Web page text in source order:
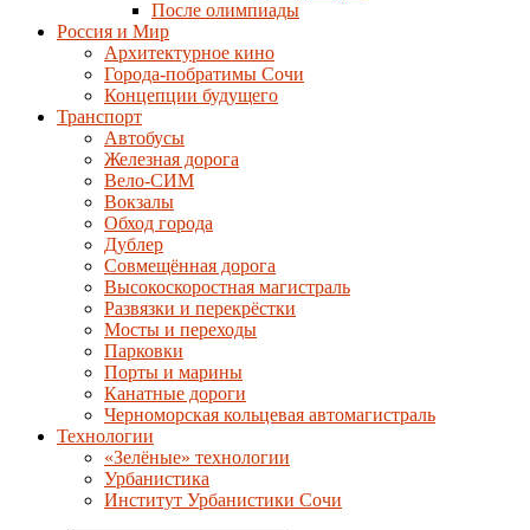
После олимпиады
Россия и Мир
Архитектурное кино
Города-побратимы Сочи
Концепции будущего
Транспорт
Автобусы
Железная дорога
Вело-СИМ
Вокзалы
Обход города
Дублер
Совмещённая дорога
Высокоскоростная магистраль
Развязки и перекрёстки
Мосты и переходы
Парковки
Порты и марины
Канатные дороги
Черноморская кольцевая автомагистраль
Технологии
«Зелёные» технологии
Урбанистика
Институт Урбанистики Сочи